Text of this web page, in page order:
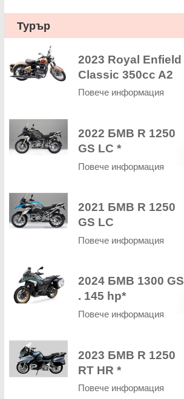
Турър
2023 Royal Enfield
Classic 350cc A2
Повече информация
2022 БМВ R 1250
GS LC *
Повече информация
2021 БМВ R 1250
GS LC
Повече информация
2024 БМВ 1300 GS
. 145 hp*
Повече информация
2023 БМВ R 1250
RT HR *
Повече информация